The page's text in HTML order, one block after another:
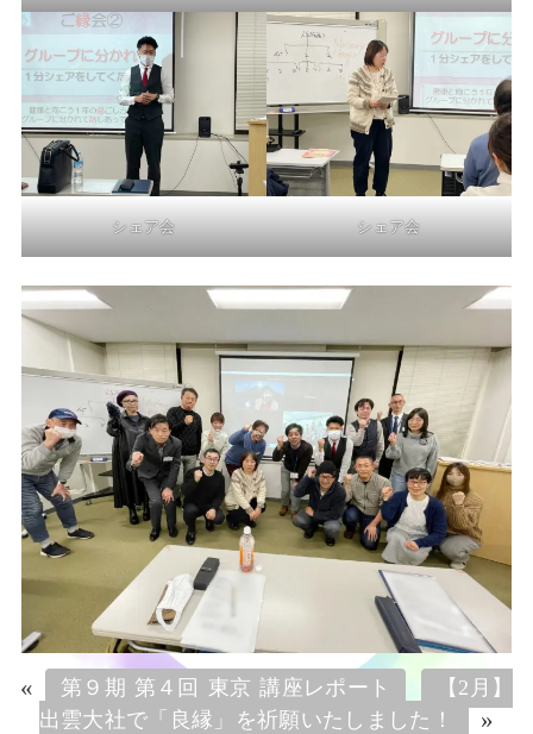
シェア会 シェア会
« 第９期 第４回 東京 講座レポート
【2月】
出雲大社で「良縁」を祈願いたしました！
»